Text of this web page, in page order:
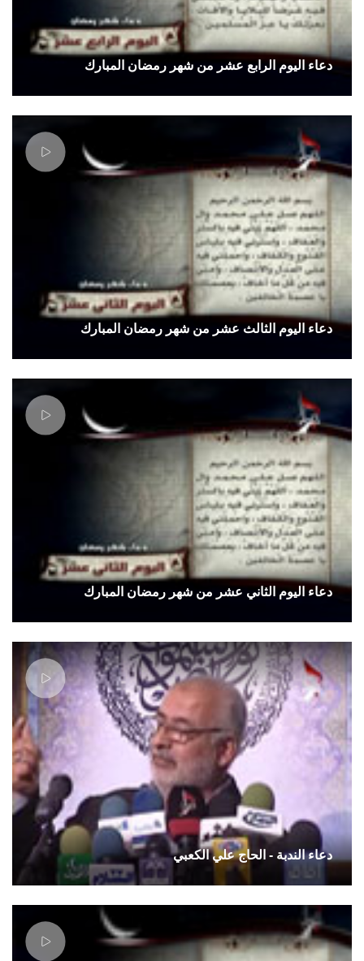
دعاء اليوم الرابع عشر من شهر رمضان المبارك
دعاء اليوم الثالث عشر من شهر رمضان المبارك
دعاء اليوم الثاني عشر من شهر رمضان المبارك
دعاء الندبة - الحاج علي الكعبي